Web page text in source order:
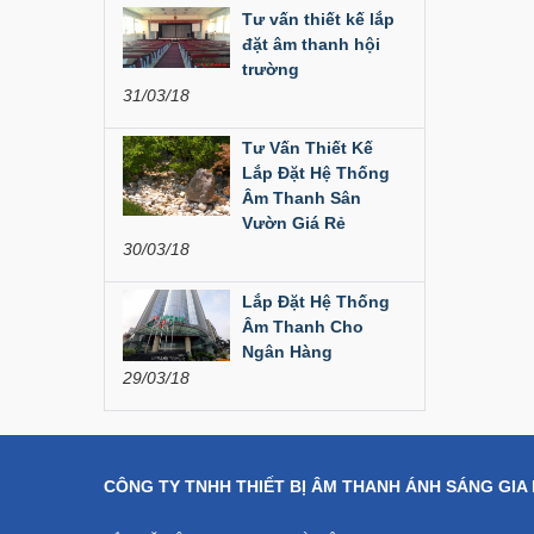
Liên hệ
Dàn âm thanh hội
200,000,000 đ
Bàn Mixer
Allen&Heath...
Bàn Mixer
Allen&Heath...
Tư vấn thiết kế lắp
đặt âm thanh hội
trường
31/03/18
Tư Vấn Thiết Kế
Lắp Đặt Hệ Thống
Âm Thanh Sân
Vườn Giá Rẻ
30/03/18
Lắp Đặt Hệ Thống
Âm Thanh Cho
Ngân Hàng
29/03/18
CÔNG TY TNHH THIẾT BỊ ÂM THANH ÁNH SÁNG GIA